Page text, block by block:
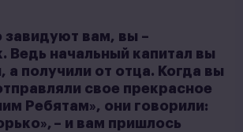
завидуют вам, вы –
Ведь начальный капитал вы
а получили от отца. Когда вы
свое прекрасное
Ребятам», они говорили:
– и вам пришлось